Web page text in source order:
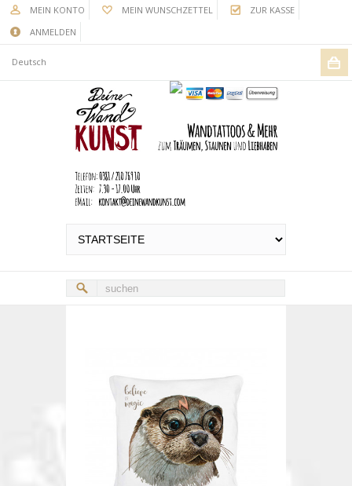
MEIN KONTO MEIN WUNSCHZETTEL
ZUR KASSE
ANMELDEN
Deutsch